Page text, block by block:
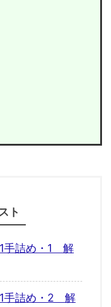
ト
手詰め・1 解
手詰め・2 解